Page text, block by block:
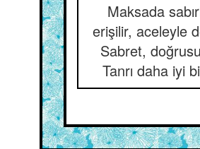
Maksada
erişilir, aceleyle
Sabret,
Tanrı daha iyi